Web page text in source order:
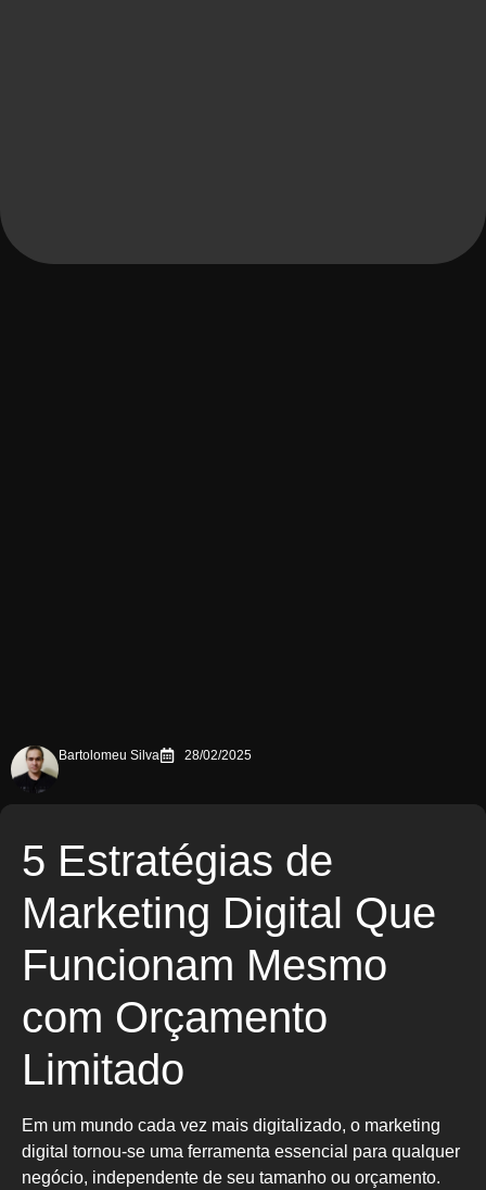
Bartolomeu Silva 28/02/2025
5 Estratégias de
Marketing Digital Que
Funcionam Mesmo
com Orçamento
Limitado
Em um mundo cada vez mais digitalizado, o marketing
digital tornou-se uma ferramenta essencial para qualquer
negócio, independente de seu tamanho ou orçamento.